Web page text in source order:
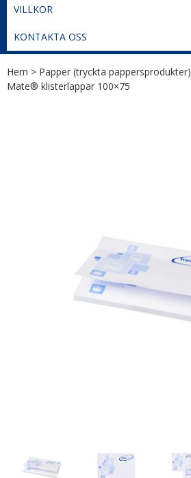
VILLKOR
KONTAKTA OSS
Hem > Papper (tryckta pappersprodukter)
Mate® klisterlappar 100×75